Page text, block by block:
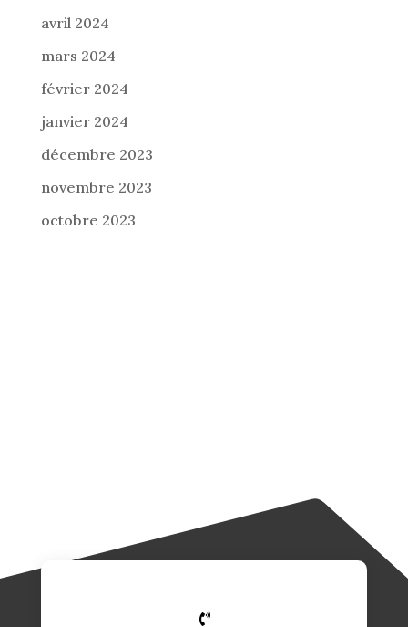
avril 2024
mars 2024
février 2024
janvier 2024
décembre 2023
novembre 2023
octobre 2023
